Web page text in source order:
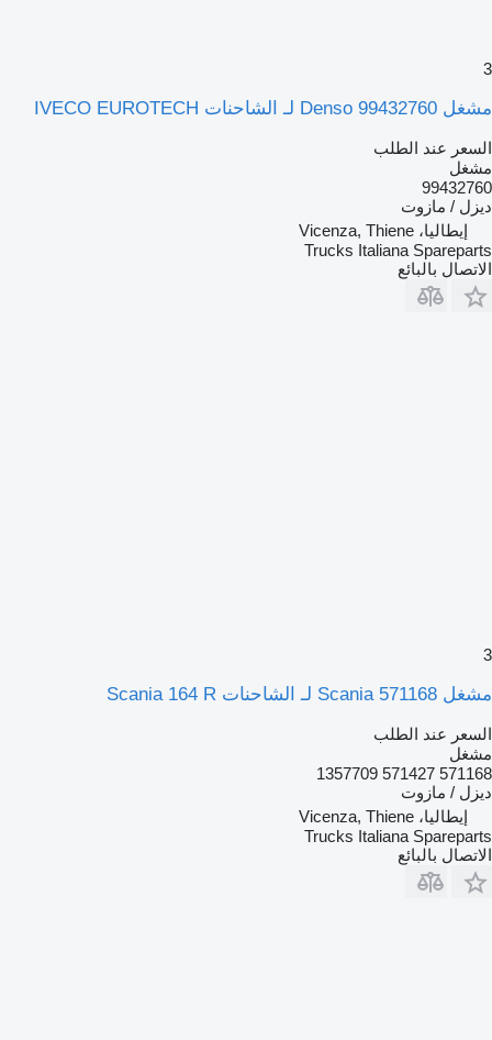
3
مشغل Denso 99432760 لـ الشاحنات IVECO EUROTECH
السعر عند الطلب
مشغل
99432760
ديزل / مازوت
إيطاليا، Vicenza, Thiene
Trucks Italiana Spareparts
الاتصال بالبائع
3
مشغل Scania 571168 لـ الشاحنات Scania 164 R
السعر عند الطلب
مشغل
571168 571427 1357709
ديزل / مازوت
إيطاليا، Vicenza, Thiene
Trucks Italiana Spareparts
الاتصال بالبائع